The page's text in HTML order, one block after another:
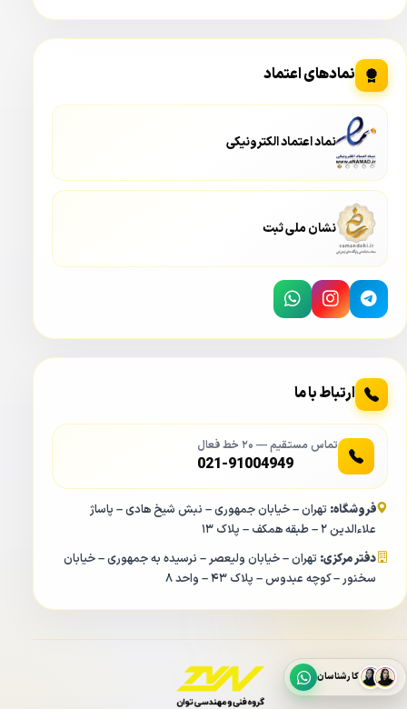
نمادهای اعتماد
نماد اعتماد الکترونیکی
نشان ملی ثبت
ارتباط با ما
تماس مستقیم — ۲۰ خط فعال
021-91004949
فروشگاه: تهران – خیابان جمهوری – نبش شیخ هادی – پاساژ
علاءالدین ۲ – طبقه همکف – پلاک ۱۳
دفتر مرکزی: تهران – خیابان ولیعصر – نرسیده به جمهوری – خیابان
سخنور – کوچه عبدوس – پلاک ۴۳ – واحد ۸
کارشناسان